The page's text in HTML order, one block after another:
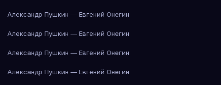
Александр Пушкин — Евгений Онегин
Александр Пушкин — Евгений Онегин
Александр Пушкин — Евгений Онегин
Александр Пушкин — Евгений Онегин